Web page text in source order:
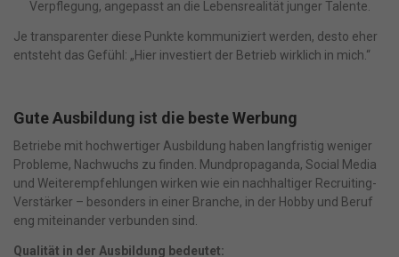
Verpflegung, angepasst an die Lebensrealität junger Talente.
Je transparenter diese Punkte kommuniziert werden, desto eher
entsteht das Gefühl: „Hier investiert der Betrieb wirklich in mich.“
Gute Ausbildung ist die beste Werbung
Betriebe mit hochwertiger Ausbildung haben langfristig weniger
Probleme, Nachwuchs zu finden. Mundpropaganda, Social Media
und Weiterempfehlungen wirken wie ein nachhaltiger Recruiting-
Verstärker – besonders in einer Branche, in der Hobby und Beruf
eng miteinander verbunden sind.
Qualität in der Ausbildung bedeutet: